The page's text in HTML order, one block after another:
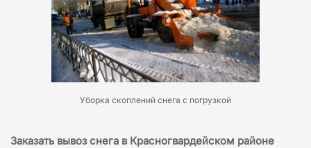
Уборка скоплений снега с погрузкой
Заказать вывоз снега в Красногвардейском районе